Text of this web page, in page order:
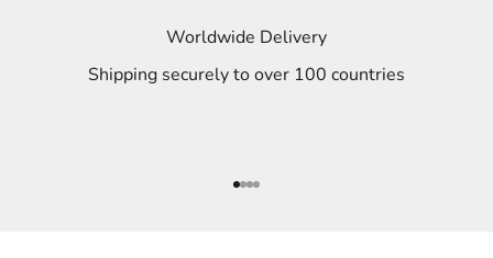
Worldwide Delivery
Shipping securely to over 100 countries
Go to item 1
Go to item 2
Go to item 3
Go to item 4